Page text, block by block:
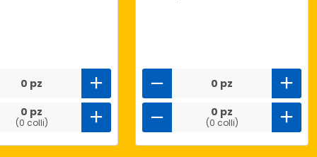
0 pz
0 pz
(0 colli)
0 pz
0 pz
(0 colli)